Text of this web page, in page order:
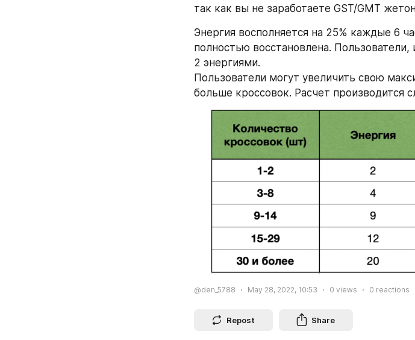
так как вы не заработаете GST/GMT
Энергия восполняется на 25% каждые 6
полностью восстановлена.
2 энергиями.
Пользователи могут увеличить свою
больше кроссовок. Расчет производится
@den_5788 May 28, 2022, 10:53 0 views 0 reactions
Repost Share